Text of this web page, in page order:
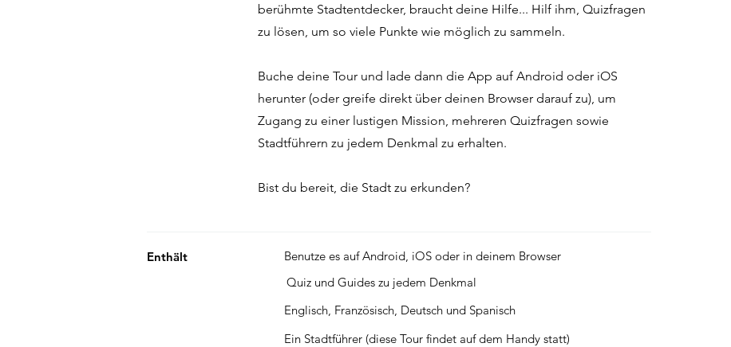
berühmte Stadtentdecker, braucht deine Hilfe... Hilf ihm, Quizfragen
zu lösen, um so viele Punkte wie möglich zu sammeln.
Buche deine Tour und lade dann die App auf Android oder iOS
herunter (oder greife direkt über deinen Browser darauf zu), um
Zugang zu einer lustigen Mission, mehreren Quizfragen sowie
Stadtführern zu jedem Denkmal zu erhalten.
Bist du bereit, die Stadt zu erkunden?
Enthält
Benutze es auf Android, iOS oder in deinem Browser
Quiz und Guides zu jedem Denkmal
Englisch, Französisch, Deutsch und Spanisch
Ein Stadtführer (diese Tour findet auf dem Handy statt)